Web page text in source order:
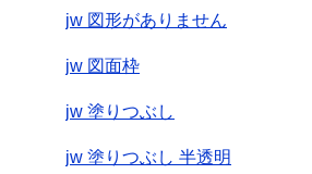
jw 図形がありません
jw 図面枠
jw 塗りつぶし
jw 塗りつぶし 半透明